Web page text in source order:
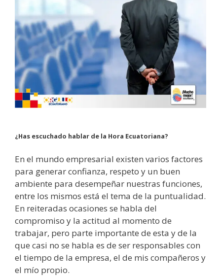
¿Has escuchado hablar de la Hora Ecuatoriana?
En el mundo empresarial existen varios factores
para generar confianza, respeto y un buen
ambiente para desempeñar nuestras funciones,
entre los mismos está el tema de la puntualidad.
En reiteradas ocasiones se habla del
compromiso y la actitud al momento de
trabajar, pero parte importante de esta y de la
que casi no se habla es de ser responsables con
el tiempo de la empresa, el de mis compañeros y
el mío propio.